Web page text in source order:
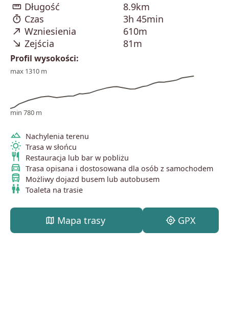
straighten Długość
8.9km
timer Czas
3h 45min
north_east Wzniesienia
610m
south_east Zejścia 81m
Profil wysokości:
max 1310 m
min 780 m
terrain Nachylenia terenu
wb_sunny Trasa w słońcu
restaurant Restauracja lub bar w pobliżu
directions_car Trasa opisana i dostosowana dla osób z samochodem
directions_bus Możliwy dojazd busem lub autobusem
wc Toaleta na trasie
map Mapa trasy my_location GPX